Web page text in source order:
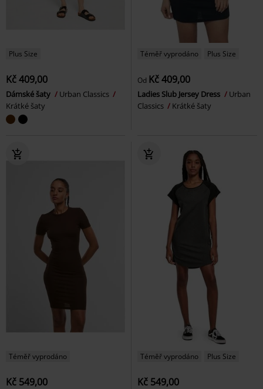
Plus Size
Kč 409,00
Dámské šaty
Urban Classics
Krátké šaty
Téměř vyprodáno Plus Size
Od Kč 409,00
Ladies Slub Jersey Dress
Urban
Classics
Krátké šaty
Téměř vyprodáno
Kč 549,00
Téměř vyprodáno Plus Size
Kč 549,00